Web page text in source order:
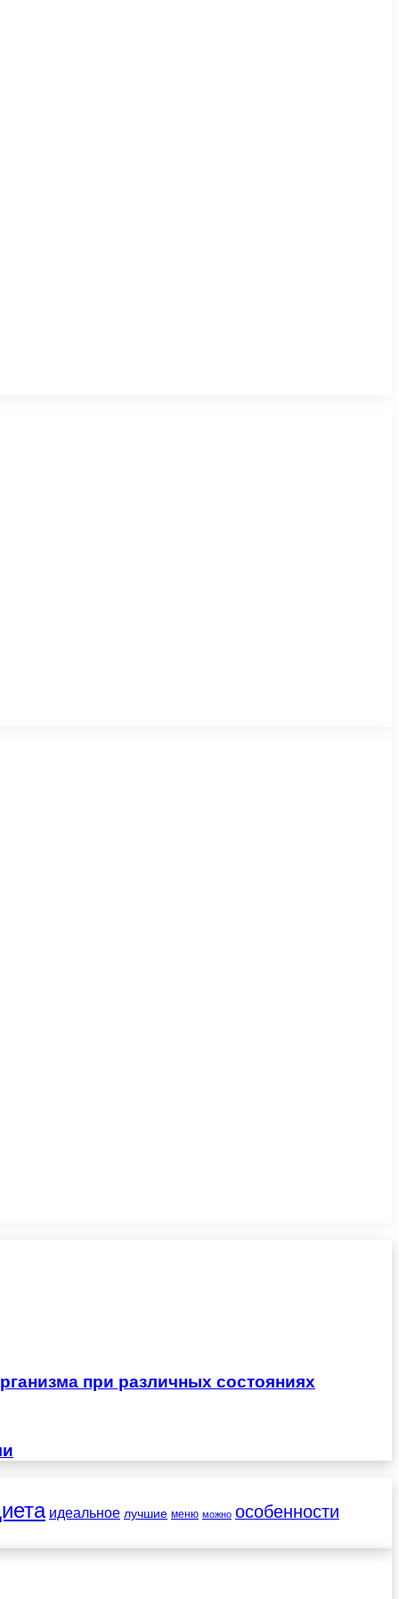
при различных состояниях
идеальное лучшие меню можно особенности